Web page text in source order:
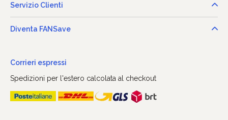
Servizio Clienti
Diventa FANSave
Corrieri espressi
Spedizioni per l'estero calcolata al checkout